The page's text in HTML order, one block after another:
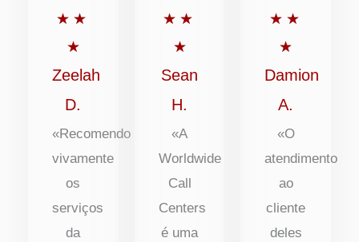
★ ★
★
com
5
de
Zeelah
D.
«Recomendo
vivamente
os
serviços
da
★ ★
★
com
5
de
Sean
H.
«A
Worldwide
Call
Centers
é uma
★ ★
★
com
de
Damion
A.
«O
atendimento
ao
cliente
deles